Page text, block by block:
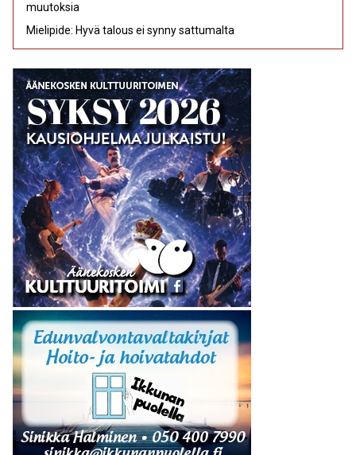
muutoksia
Mielipide: Hyvä talous ei synny sattumalta